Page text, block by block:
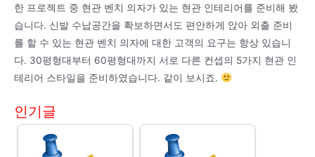
한 프로젝트 중 현관 벤치 의자가 있는 현관 인테리어를 준비해 봤
습니다. 신발 수납공간을 확보하면서도 편안하게 앉아 외출 준비
를 할 수 있는 현관 벤치 의자에 대한 고객의 요구는 항상 있습니
다. 30평형대부터 60평형대까지 서로 다른 컨셉의 5가지 현관 인
테리어 스타일을 준비하였습니다. 같이 보시죠.
인기글